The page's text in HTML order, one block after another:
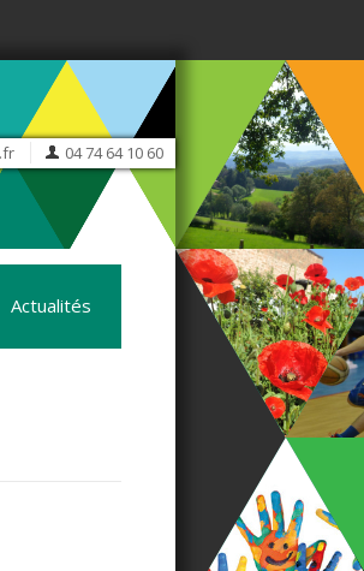
04 74 64 10 60
Actualités